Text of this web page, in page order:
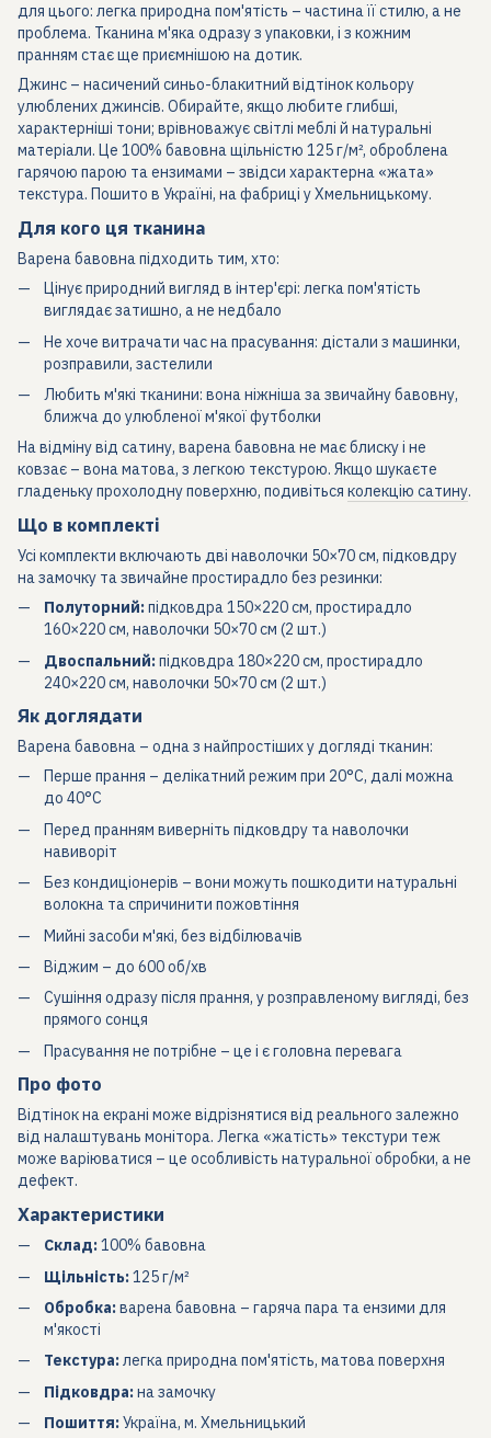
для цього: легка природна пом'ятість – частина її стилю, а не
проблема. Тканина м'яка одразу з упаковки, і з кожним
пранням стає ще приємнішою на дотик.
Джинс – насичений синьо-блакитний відтінок кольору
улюблених джинсів. Обирайте, якщо любите глибші,
характерніші тони; врівноважує світлі меблі й натуральні
матеріали. Це 100% бавовна щільністю 125 г/м², оброблена
гарячою парою та ензимами – звідси характерна «жата»
текстура. Пошито в Україні, на фабриці у Хмельницькому.
Для кого ця тканина
Варена бавовна підходить тим, хто:
Цінує природний вигляд в інтер'єрі: легка пом'ятість
виглядає затишно, а не недбало
Не хоче витрачати час на прасування: дістали з машинки,
розправили, застелили
Любить м'які тканини: вона ніжніша за звичайну бавовну,
ближча до улюбленої м'якої футболки
На відміну від сатину, варена бавовна не має блиску і не
ковзає – вона матова, з легкою текстурою. Якщо шукаєте
гладеньку прохолодну поверхню, подивіться колекцію сатину.
Що в комплекті
Усі комплекти включають дві наволочки 50×70 см, підковдру
на замочку та звичайне простирадло без резинки:
Полуторний:підковдра 150×220 см, простирадло
160×220 см, наволочки 50×70 см (2 шт.)
Двоспальний:підковдра 180×220 см, простирадло
240×220 см, наволочки 50×70 см (2 шт.)
Як доглядати
Варена бавовна – одна з найпростіших у догляді тканин:
Перше прання – делікатний режим при 20°C, далі можна
до 40°C
Перед пранням виверніть підковдру та наволочки
навиворіт
Без кондиціонерів – вони можуть пошкодити натуральні
волокна та спричинити пожовтіння
Мийні засоби м'які, без відбілювачів
Віджим – до 600 об/хв
Сушіння одразу після прання, у розправленому вигляді, без
прямого сонця
Прасування не потрібне – це і є головна перевага
Про фото
Відтінок на екрані може відрізнятися від реального залежно
від налаштувань монітора. Легка «жатість» текстури теж
може варіюватися – це особливість натуральної обробки, а не
дефект.
Характеристики
Склад:100% бавовна
Щільність:125 г/м²
Обробка:варена бавовна – гаряча пара та ензими для
м'якості
Текстура:легка природна пом'ятість, матова поверхня
Підковдра:на замочку
Пошиття:Україна, м. Хмельницький